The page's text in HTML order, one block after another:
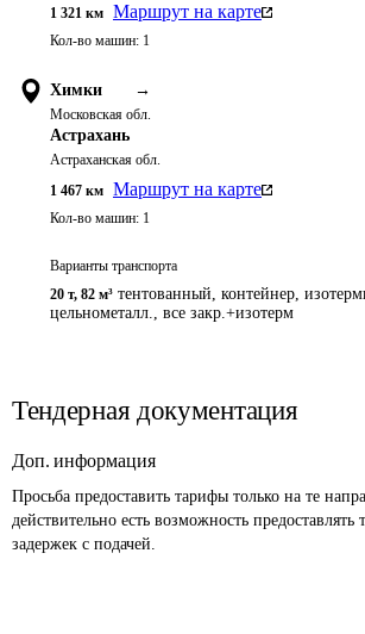
1 321 км Маршрут на карте
Кол-во машин: 1
Химки →
Московская обл.
Астрахань
Астраханская обл.
1 467 км Маршрут на карте
Кол-во машин: 1
Варианты транспорта
20 т, 82 м³ тентованный, контейнер,
цельнометалл., все закр.+изотерм
Тендерная документация
Доп. информация
Просьба предоставить тарифы только на те
действительно есть возможность предоставлять
задержек с подачей.